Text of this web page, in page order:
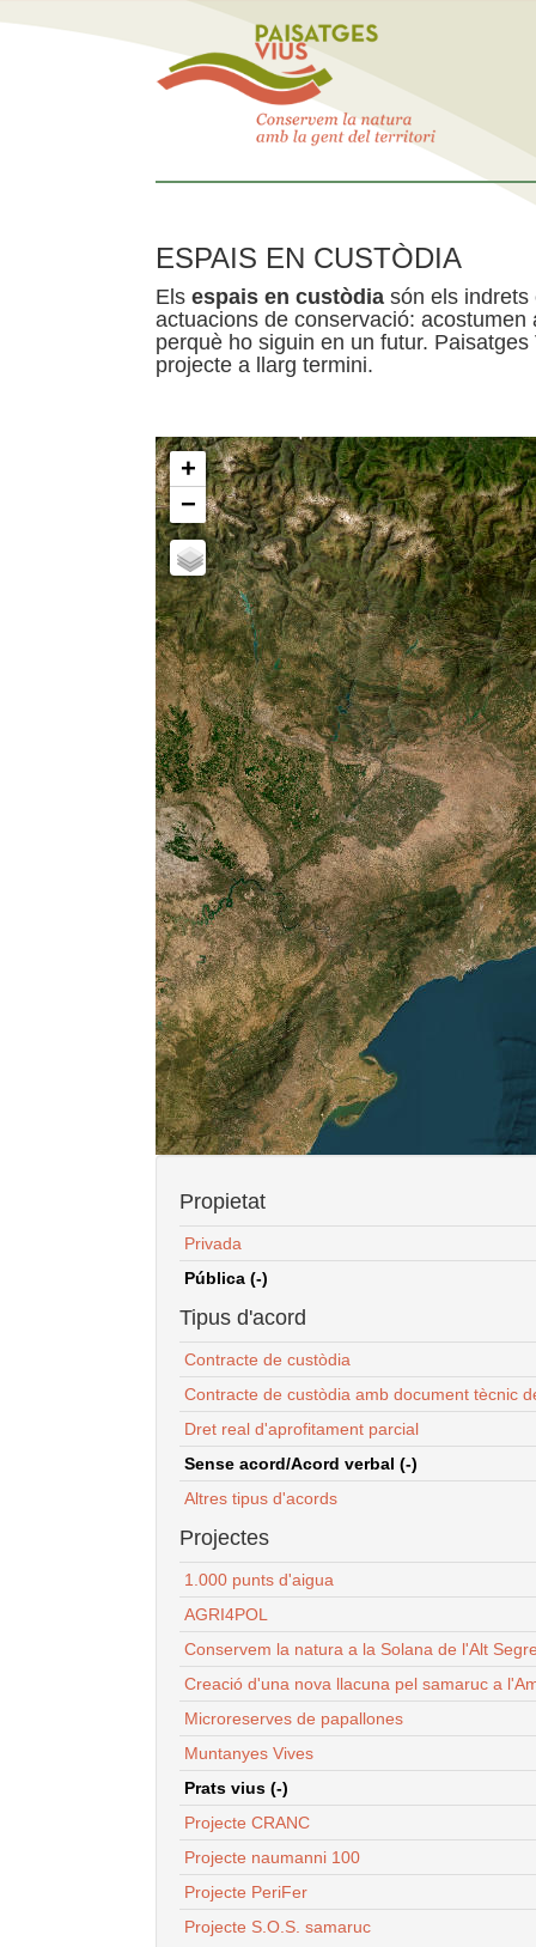
ESPAIS EN CUSTÒDIA
Els espais en custòdia són els indrets
actuacions de conservació:
perquè ho siguin en un futur.
projecte a llarg termini.
+
−
Propietat
Privada
Pública (-)
Tipus d'acord
Contracte de custòdia
Contracte de custòdia amb document tècnic
Dret real d'aprofitament parcial
Sense acord/Acord verbal (-)
Altres tipus d'acords
Projectes
1.000 punts d'aigua
AGRI4POL
Conservem la natura a la Solana de l'Alt
Creació d'una nova llacuna pel samaruc a
Microreserves de papallones
Muntanyes Vives
Prats vius (-)
Projecte CRANC
Projecte naumanni 100
Projecte PeriFer
Projecte S.O.S. samaruc